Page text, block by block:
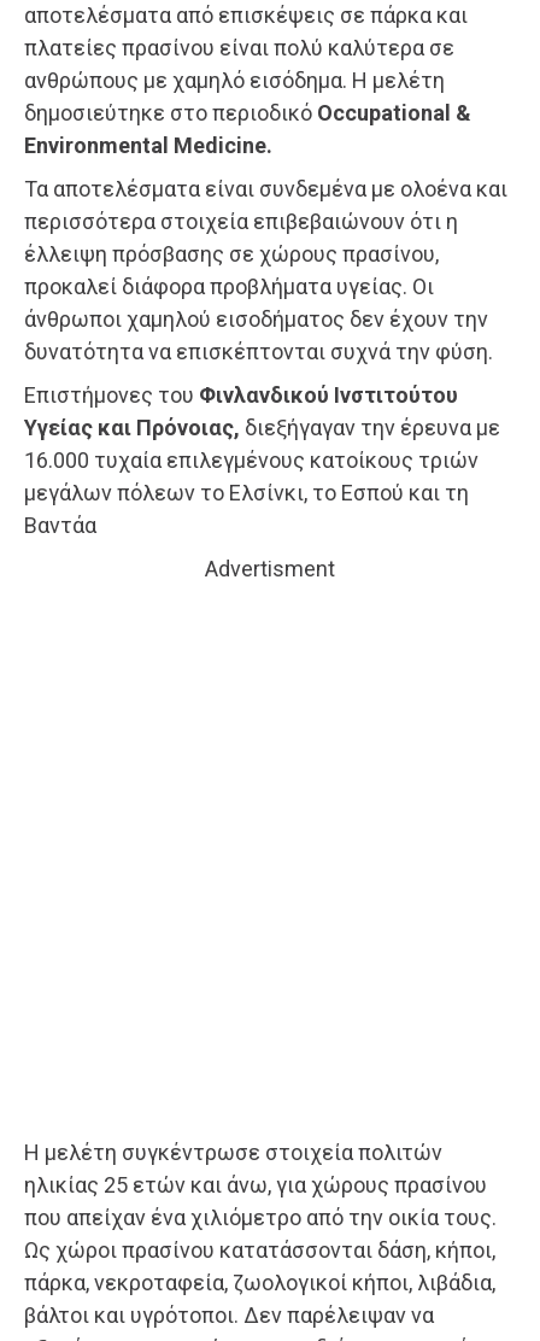
αποτελέσματα από επισκέψεις σε πάρκα και
πλατείες πρασίνου είναι πολύ καλύτερα σε
ανθρώπους με χαμηλό εισόδημα. Η μελέτη
δημοσιεύτηκε στο περιοδικό Occupational &
Environmental Medicine.
Τα αποτελέσματα είναι συνδεμένα με ολοένα και
περισσότερα στοιχεία επιβεβαιώνουν ότι η
έλλειψη πρόσβασης σε χώρους πρασίνου,
προκαλεί διάφορα προβλήματα υγείας. Οι
άνθρωποι χαμηλού εισοδήματος δεν έχουν την
δυνατότητα να επισκέπτονται συχνά την φύση.
Επιστήμονες του Φινλανδικού Ινστιτούτου
Υγείας και Πρόνοιας, διεξήγαγαν την έρευνα με
16.000 τυχαία επιλεγμένους κατοίκους τριών
μεγάλων πόλεων το Ελσίνκι, το Εσπού και τη
Βαντάα
Advertisment
Η μελέτη συγκέντρωσε στοιχεία πολιτών
ηλικίας 25 ετών και άνω, για χώρους πρασίνου
που απείχαν ένα χιλιόμετρο από την οικία τους.
Ως χώροι πρασίνου κατατάσσονται δάση, κήποι,
πάρκα, νεκροταφεία, ζωολογικοί κήποι, λιβάδια,
βάλτοι και υγρότοποι. Δεν παρέλειψαν να